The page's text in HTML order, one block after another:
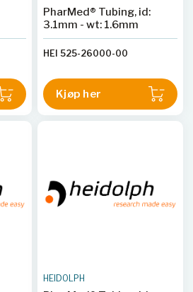
PharMed® Tubing, id:
3.1mm - wt: 1.6mm
HEI 525-26000-00
Kjøp her
HEIDOLPH